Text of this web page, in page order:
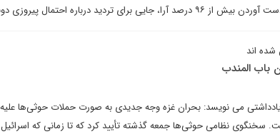
شده اند
باب المندب
می نویسد: بحران غزه وجه جدیدی به صورت حملات حوثی‌ها
سخنگوی نظامی حوثی‌ها جمعه گذشته تأیید کرد که تا زمانی که اسرائیل